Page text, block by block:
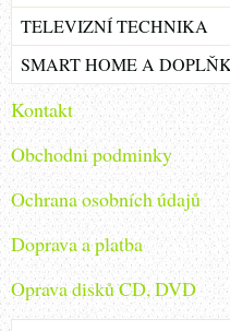
TELEVIZNÍ TECHNIKA
SMART HOME A
Kontakt
Obchodni podminky
Ochrana osobních údajů
Doprava a platba
Oprava disků CD, DVD